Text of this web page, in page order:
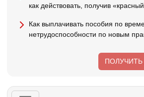
как действовать, получив
Как выплачивать пособия по
нетрудоспособности по новым